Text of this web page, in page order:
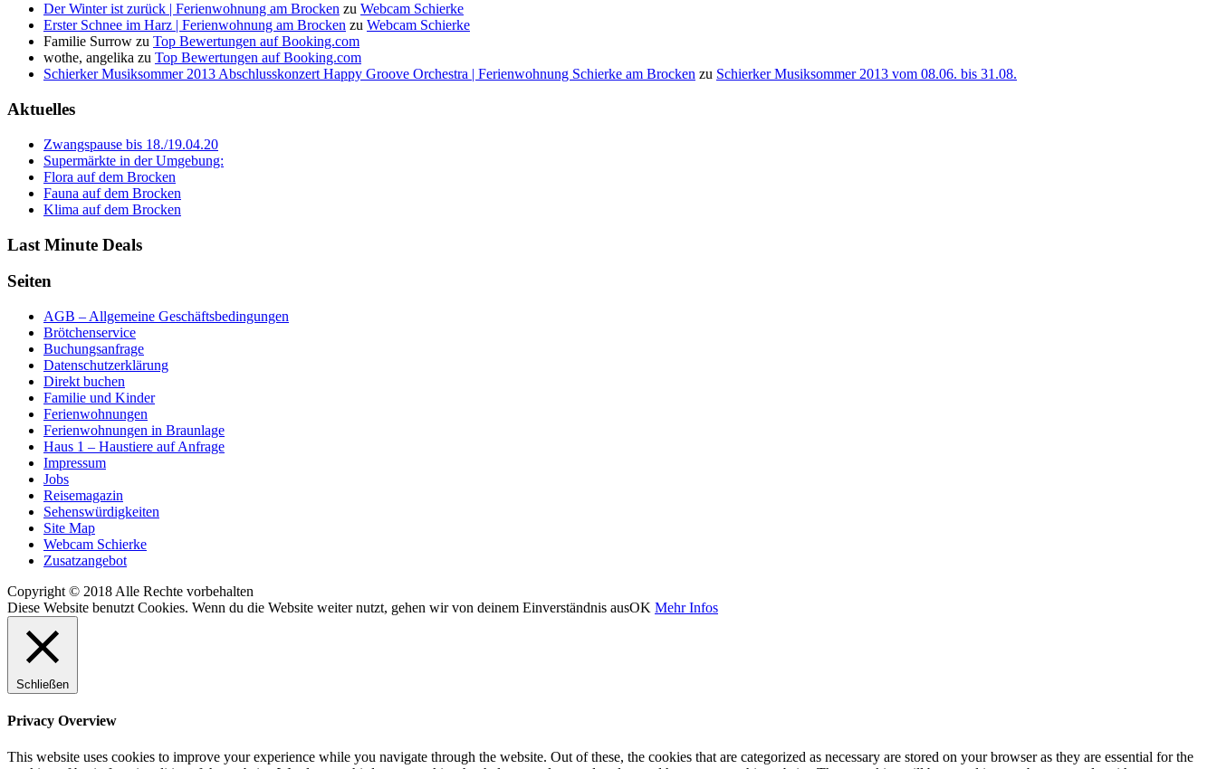
Der Winter ist zurück | Ferienwohnung am Brocken zu Webcam Schierke
Erster Schnee im Harz | Ferienwohnung am Brocken zu Webcam Schierke
Familie Surrow zu Top Bewertungen auf Booking.com
wothe, angelika zu Top Bewertungen auf Booking.com
Schierker Musiksommer 2013 Abschlusskonzert Happy Groove Orchestra | Ferienwohnung Schierke am Brocken zu Schierker Musiksommer 2013 vom 08.06. bis 31.08.
Aktuelles
Zwangspause bis 18./19.04.20
Supermärkte in der Umgebung:
Flora auf dem Brocken
Fauna auf dem Brocken
Klima auf dem Brocken
Last Minute Deals
Seiten
AGB – Allgemeine Geschäftsbedingungen
Brötchenservice
Buchungsanfrage
Datenschutzerklärung
Direkt buchen
Familie und Kinder
Ferienwohnungen
Ferienwohnungen in Braunlage
Haus 1 – Haustiere auf Anfrage
Impressum
Jobs
Reisemagazin
Sehenswürdigkeiten
Site Map
Webcam Schierke
Zusatzangebot
Copyright © 2018 Alle Rechte vorbehalten
Diese Website benutzt Cookies. Wenn du die Website weiter nutzt, gehen wir von deinem Einverständnis ausOK Mehr Infos
Schließen
Privacy Overview
This website uses cookies to improve your experience while you navigate through the website. Out of these, the cookies that are categorized as necessary are stored on your browser as they are essential for the